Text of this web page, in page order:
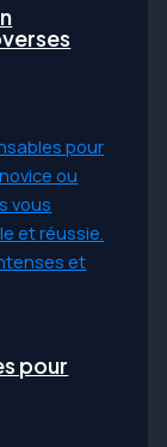
pour